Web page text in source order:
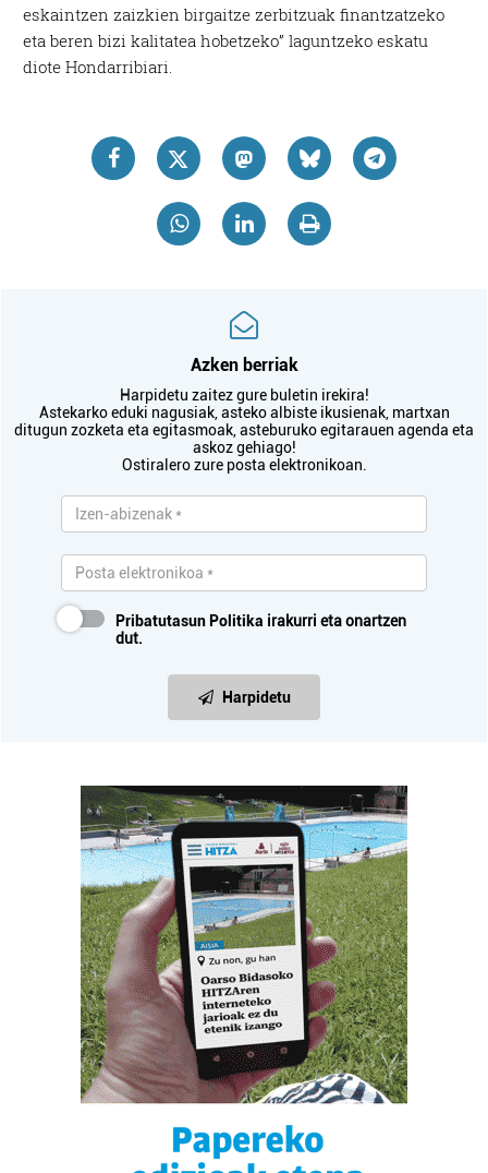
eskaintzen zaizkien birgaitze zerbitzuak finantzatzeko
eta beren bizi kalitatea hobetzeko” laguntzeko eskatu
diote Hondarribiari.
Azken berriak
Harpidetu zaitez gure buletin irekira!
Astekarko eduki nagusiak, asteko albiste ikusienak, martxan
ditugun zozketa eta egitasmoak, asteburuko egitarauen agenda eta
askoz gehiago!
Ostiralero zure posta elektronikoan.
Pribatutasun Politika irakurri eta onartzen
dut.
Harpidetu